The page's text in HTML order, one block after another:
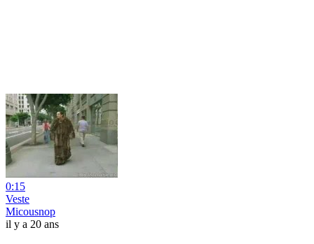
0:15
Veste
Micousnop
il y a 20 ans